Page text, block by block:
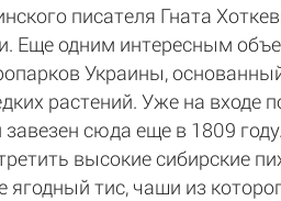
писателя Гната
Еще одним интересным
Украины,
растений. Уже на входе
сюда еще в 1809
высокие сибирские
тис, чаши из